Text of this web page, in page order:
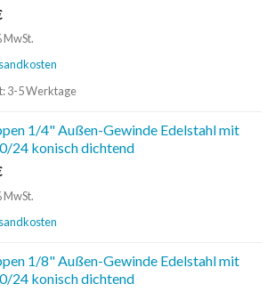
MwSt.
3-5 Werktage
1/4" Außen-Gewinde Edelstahl mit
24 konisch dichtend
MwSt.
1/8" Außen-Gewinde Edelstahl mit
24 konisch dichtend